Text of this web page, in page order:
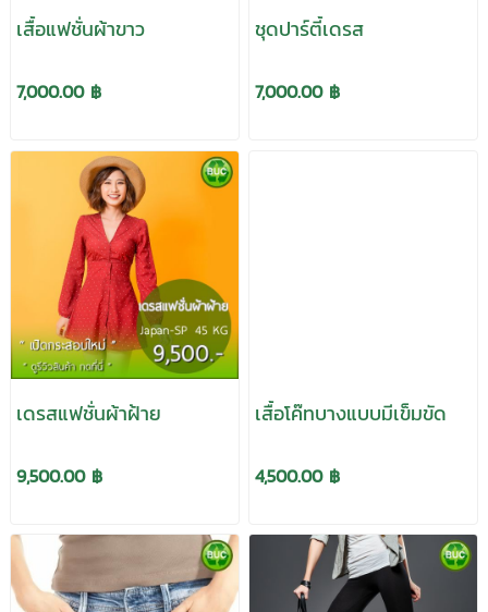
เสื้อแฟชั่นผ้าขาว
7,000.00 ฿
ชุดปาร์ตี้เดรส
7,000.00 ฿
เดรสแฟชั่นผ้าฝ้าย
9,500.00 ฿
เสื้อโค๊ทบางแบบมีเข็มขัด
4,500.00 ฿